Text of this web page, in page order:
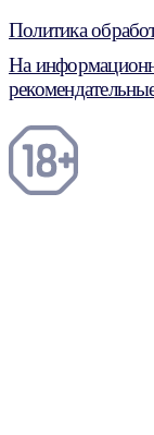
Политика
На